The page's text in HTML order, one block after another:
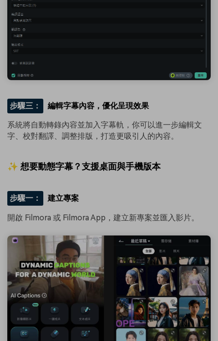
步驟三： 編輯字幕內容，優化呈現效果
系統將自動轉錄內容並加入字幕軌，你可以進一步編輯文
字、校對翻譯、調整排版，打造更吸引人的內容。
✨ 想要動態字幕？支援桌面與手機版本
步驟一： 建立專案
開啟 Filmora 或 Filmora App，建立新專案並匯入影片。